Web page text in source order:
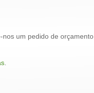
nos um pedido de orçamento